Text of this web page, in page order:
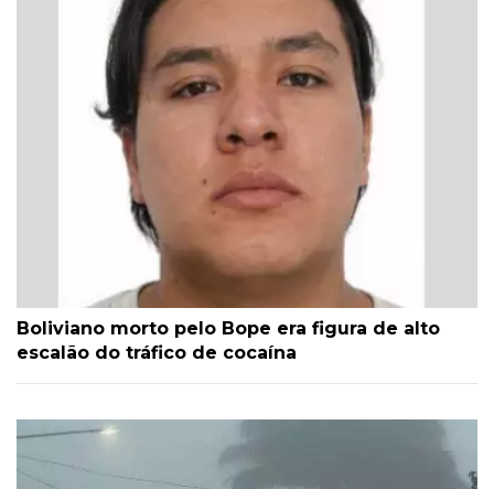
Boliviano morto pelo Bope era figura de alto
escalão do tráfico de cocaína